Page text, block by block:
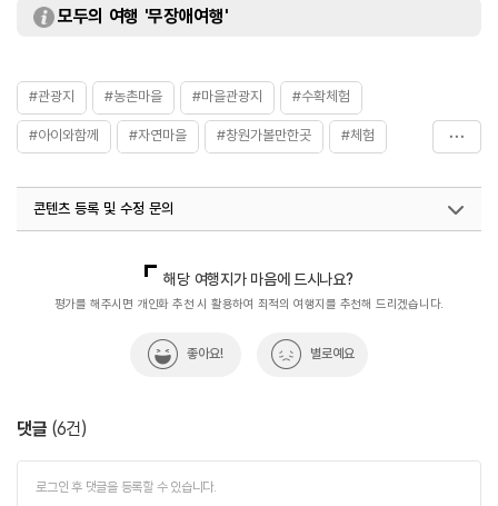
모두의 여행 '무장애여행'
#관광지 #농촌마을 #마을관광지 #수확체험
#아이와함께 #자연마을 #창원가볼만한곳 #체험
콘텐츠 등록 및 수정 문의
해당 여행지가 마음에 드시나요?
평가를 해주시면 개인화 추천 시 활용하여 최적의 여행지를 추천해 드리겠습니다.
좋아요! 별로예요
댓글 (6건)